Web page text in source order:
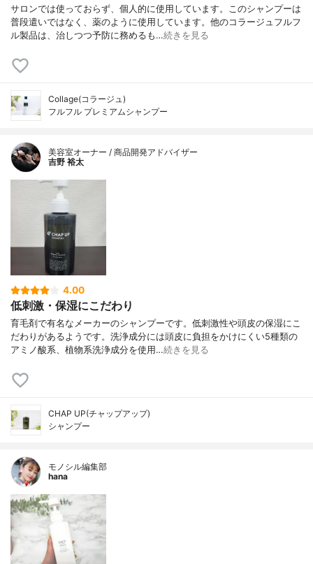
サロンでは使っておらず、個人的に使用しています。このシャンプーは
普段遣いではなく、薬のように使用しています。他のコラージュフルフ
ル製品は、治しつつ予防に務めるも…続きを見る
Collage(コラージュ)
フルフル プレミアムシャンプー
美容室オーナー / 商品開発アドバイザー
吉野 裕太
4.00
低刺激・保湿にこだわり
育毛剤で有名なメーカーのシャンプーです。低刺激性や頭皮の保湿にこ
だわりがあるようです。洗浄成分には頭皮に負担をかけにくい5種類の
アミノ酸系、植物系洗浄成分を使用…続きを見る
CHAP UP(チャップアップ)
シャンプー
モノシル編集部
hana